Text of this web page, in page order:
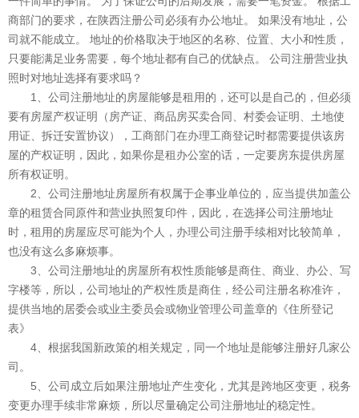
商部门的要求，在陕西注册公司必须有办公地址。 如果没有地址，公
司就不能成立。 地址的价格取决于地区的名称、位置、大小和性质，
只要能满足业务需要，每个地址都有自己的优缺点。 公司注册营业执
照时对地址选择有要求吗？
1、公司注册地址的房屋能够是租用的，还可以是自己的，但必须
要有房屋产权证明（房产证、商品房买卖合同、村委会证明、土地使
用证、拆迁安置协议），工商部门在办理工商登记时都需要提供该房
屋的产权证明，因此，如果你是租办公室的话，一定要房东提供房屋
所有权证明。
2、公司注册地址房屋所有权属于企事业单位的，应当提供加盖公
章的租赁合同原件和营业执照复印件，因此，在选择公司注册地址
时，租用的房屋应尽可能为个人，办理公司注册手续相对比较简单，
也没有这么多麻烦事。
3、公司注册地址的房屋所有权性质能够是商住、商业、办公、写
字楼等，所以，公司地址的产权性质是商住，经公司注册名称准许，
提供当地的居委会或业主委员会或物业管理公司盖章的《住所登记
表》
4、根据我国新政策的相关规定，同一个地址是能够注册好几家公
司。
5、公司成立后如果注册地址产生变化，尤其是跨地区变更，税务
变更办理手续非常麻烦，所以尽量确定公司注册地址的稳定性。